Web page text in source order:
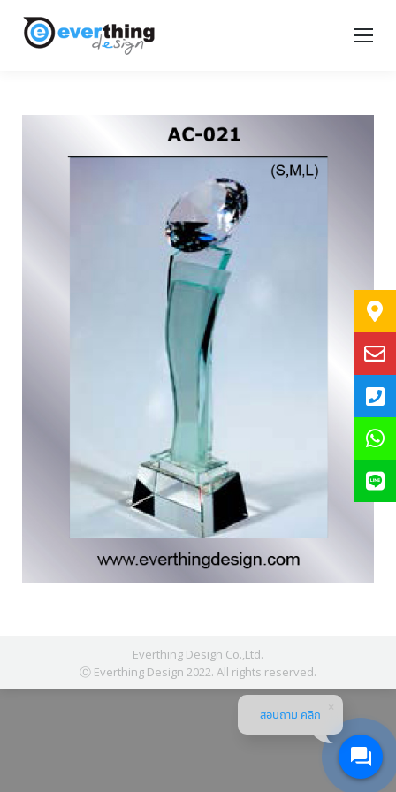
Everthing Design Co.,Ltd.
Ⓒ Everthing Design 2022. All rights reserved.
สอบถาม คลิก